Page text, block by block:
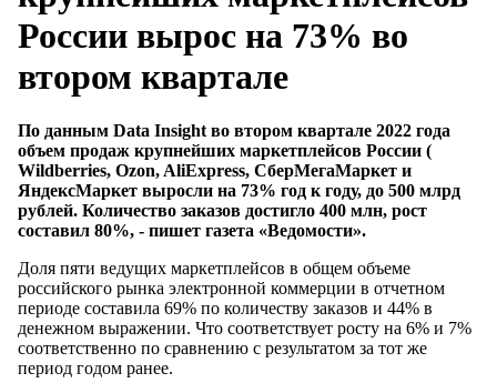
России вырос на 73% во
втором квартале
По данным Data Insight во втором квартале 2022 года
объем продаж крупнейших маркетплейсов России (
Wildberries, Ozon, AliExpress, СберМегаМаркет и
ЯндексМаркет выросли на 73% год к году, до 500 млрд
рублей. Количество заказов достигло 400 млн, рост
составил 80%, - пишет газета «Ведомости».
Доля пяти ведущих маркетплейсов в общем объеме
российского рынка электронной коммерции в отчетном
периоде составила 69% по количеству заказов и 44% в
денежном выражении. Что соответствует росту на 6% и 7%
соответственно по сравнению с результатом за тот же
период годом ранее.